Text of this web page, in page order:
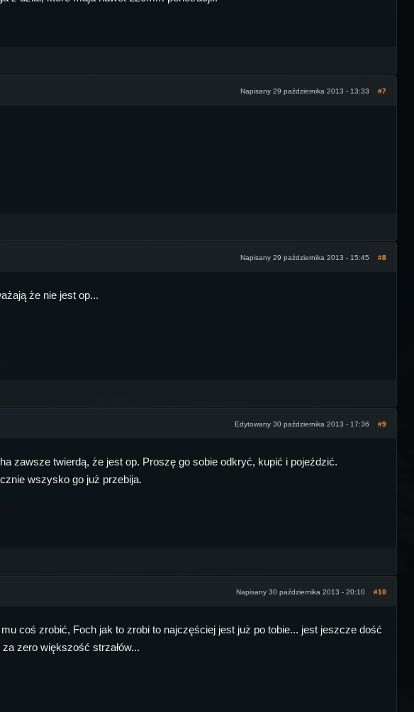
Napisany 29 października 2013 - 13:33 #7
Napisany 29 października 2013 - 15:45 #8
że nie jest op...
Edytowany 30 października 2013 - 17:36 #9
zawsze twierdą, że jest op. Proszę go sobie odkryć, kupić i pojeździć.
wszysko go już przebija.
Napisany 30 października 2013 - 20:10 #10
coś zrobić, Foch jak to zrobi to najczęściej jest już po tobie... jest jeszcze dość
zero większość strzałów...